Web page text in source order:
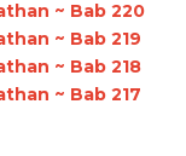
~ Bab 220
~ Bab 219
~ Bab 218
~ Bab 217